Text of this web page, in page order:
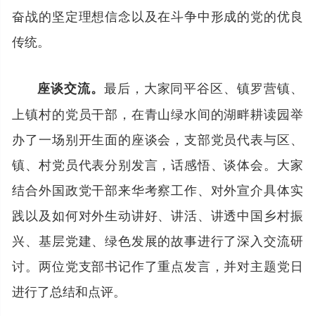
奋战的坚定理想信念以及在斗争中形成的党的优良
传统。
座谈交流。 最后，大家同平谷区、镇罗营镇、
上镇村的党员干部，在青山绿水间的湖畔耕读园举
办了一场别开生面的座谈会，支部党员代表与区、
镇、村党员代表分别发言，话感悟、谈体会。大家
结合外国政党干部来华考察工作、对外宣介具体实
践以及如何对外生动讲好、讲活、讲透中国乡村振
兴、基层党建、绿色发展的故事进行了深入交流研
讨。两位党支部书记作了重点发言，并对主题党日
进行了总结和点评。